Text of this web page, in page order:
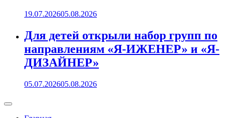
19.07.202605.08.2026
Для детей открыли набор групп по
направлениям «Я-ИЖЕНЕР» и «Я-
ДИЗАЙНЕР»
05.07.202605.08.2026